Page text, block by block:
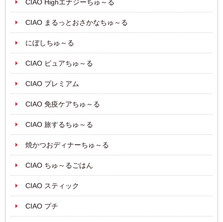
CIAO Highエナジーちゅ～る
CIAO まるっとおさかなちゅ～る
にぼしちゅ～る
CIAO ピュアちゅ～る
CIAO プレミアム
CIAO 免疫ケアちゅ～る
CIAO 旅するちゅ～る
焼かつおディナーちゅ～る
CIAO ちゅ～るごはん
CIAO スティック
CIAO プチ